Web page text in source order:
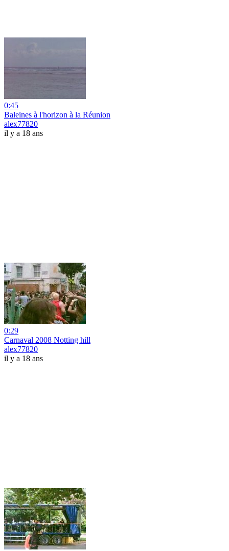
0:45
Baleines à l'horizon à la Réunion
alex77820
il y a 18 ans
0:29
Carnaval 2008 Notting hill
alex77820
il y a 18 ans